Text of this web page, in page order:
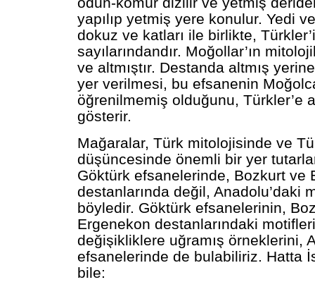
yapılıp yetmiş yere konulur. Yedi
dokuz ve katları ile birlikte,
sayılarındandır. Moğollar’ın
ve altmıştır. Destanda altmış
yer verilmesi, bu efsanenin
öğrenilmemiş olduğunu, Türkler’e
gösterir.
Mağaralar, Türk mitolojisinde ve
düşüncesinde önemli bir yer
Göktürk efsanelerinde, Bozkurt ve
destanlarında değil, Anadolu’daki
böyledir. Göktürk efsanelerinin,
Ergenekon destanlarındaki
değişikliklere uğramış örneklerini,
efsanelerinde de bulabiliriz. Hatta
bile: